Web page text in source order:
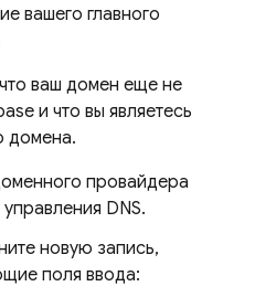
вашего главного
ваш домен еще не
и что вы являетесь
домена.
провайдера
DNS.
новую запись,
поля ввода: